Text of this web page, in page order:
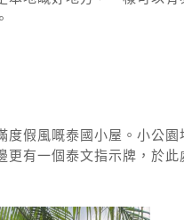
度假風嘅泰國小屋。小公園
更有一個泰文指示牌，於此